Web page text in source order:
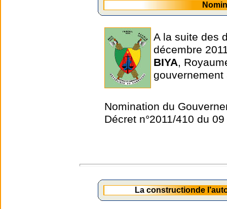
A la suite des
décembre
BIYA,
Nomination du
Décret n°2011/410 du
La constructionde